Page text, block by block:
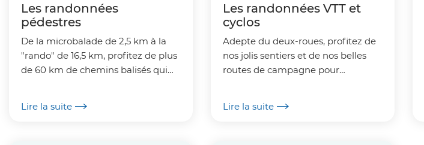
Les randonnées
pédestres
De la microbalade de 2,5 km à la
"rando" de 16,5 km, profitez de plus
de 60 km de chemins balisés qui
Lire la suite
Les randonnées VTT et
cyclos
Adepte du deux-roues, profitez de
nos jolis sentiers et de nos belles
routes de campagne pour
Lire la suite